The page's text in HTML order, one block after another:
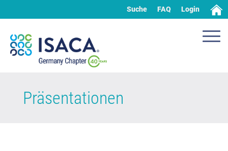
Suche FAQ Login
Präsentationen